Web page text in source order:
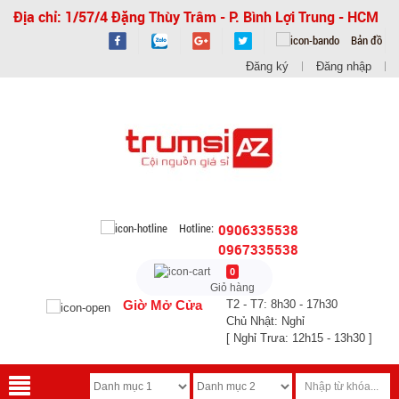
Địa chỉ: 1/57/4 Đặng Thùy Trâm - P. Bình Lợi Trung - HCM
Bản đồ
Đăng ký Đăng nhập
Hotline: 0906335538
0967335538
0
Giỏ hàng
Giờ Mở Cửa
T2 - T7: 8h30 - 17h30
Chủ Nhật: Nghỉ
[ Nghỉ Trưa: 12h15 - 13h30 ]